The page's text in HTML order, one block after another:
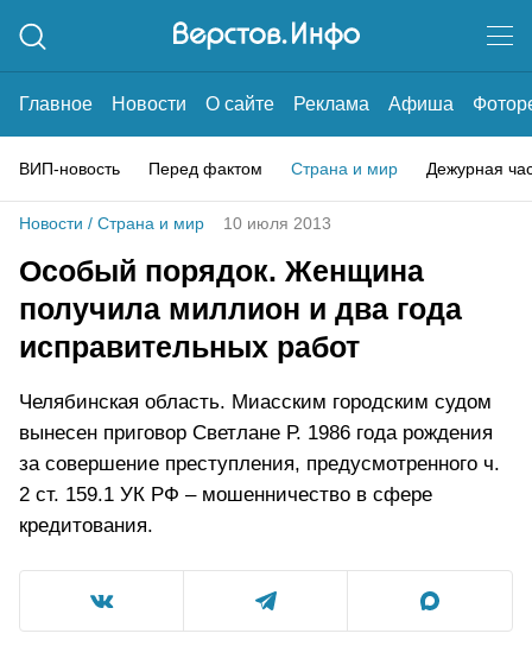
Главное Новости О сайте Реклама Афиша
ВИП-новость Перед фактом Страна и мир Дежурная
Новости / Страна и мир 10 июля 2013
Особый порядок. Женщина
получила миллион и два года
исправительных работ
Челябинская область. Миасским городским судом
вынесен приговор Светлане Р. 1986 года рождения
за совершение преступления, предусмотренного ч.
2 ст. 159.1 УК РФ – мошенничество в сфере
кредитования.